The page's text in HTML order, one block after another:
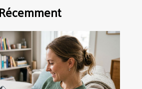
Récemment